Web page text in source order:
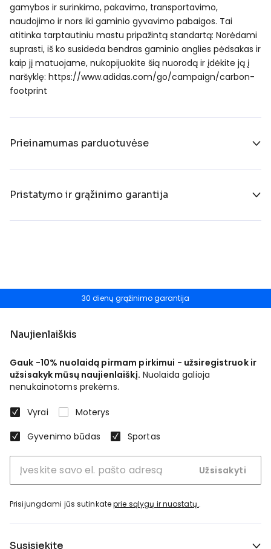
gamybos ir surinkimo, pakavimo, transportavimo,
naudojimo ir nors iki gaminio gyvavimo pabaigos. Tai
atitinka tarptautiniu mastu pripažintą standartą: Norėdami
suprasti, iš ko susideda bendras gaminio anglies pėdsakas ir
kaip jį matuojame, nukopijuokite šią nuorodą ir įdėkite ją į
naršyklę: https://www.adidas.com/go/campaign/carbon-
footprint
Prieinamumas parduotuvėse
Pristatymo ir grąžinimo garantija
30 dienų grąžinimo garantija
Naujienlaiškis
Gauk -10% nuolaidą pirmam pirkimui - užsiregistruok ir
užsisakyk mūsų naujienlaiškį. Nuolaida galioja
nenukainotoms prekėms.
Vyrai
Moterys
Gyvenimo būdas
Sportas
Užsisakyti
Prisijungdami jūs sutinkateprie sąlygų ir nuostatų..
Susisiekite